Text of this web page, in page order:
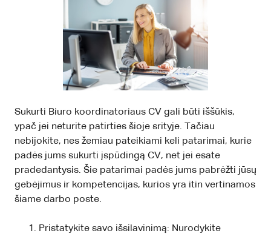
Sukurti Biuro koordinatoriaus CV gali būti iššūkis,
ypač jei neturite patirties šioje srityje. Tačiau
nebijokite, nes žemiau pateikiami keli patarimai, kurie
padės jums sukurti įspūdingą CV, net jei esate
pradedantysis. Šie patarimai padės jums pabrėžti jūsų
gebėjimus ir kompetencijas, kurios yra itin vertinamos
šiame darbo poste.
Pristatykite savo išsilavinimą: Nurodykite